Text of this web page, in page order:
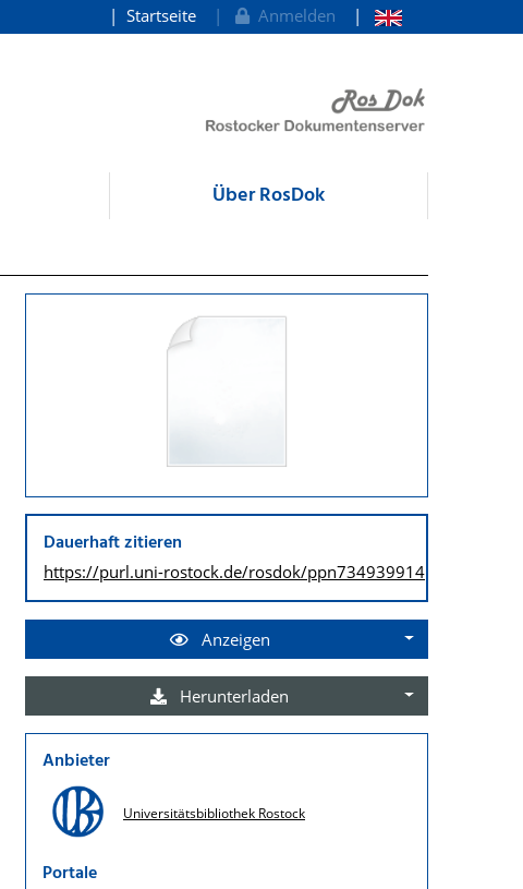
Startseite Anmelden
Über RosDok
Dauerhaft zitieren
https://purl.uni-rostock.de/rosdok/ppn734939914
Anzeigen
Herunterladen
Anbieter
Universitätsbibliothek Rostock
Portale